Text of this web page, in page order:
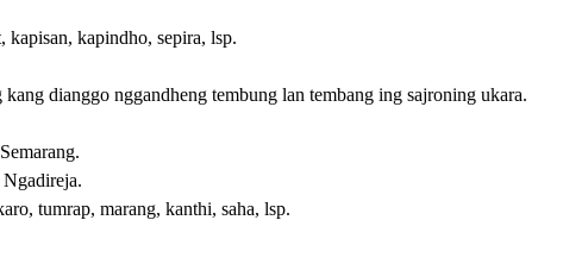
kapisan, kapindho, sepira, lsp.
dianggo nggandheng tembung lan tembang ing sajroning ukara.
tumrap, marang, kanthi, saha, lsp.